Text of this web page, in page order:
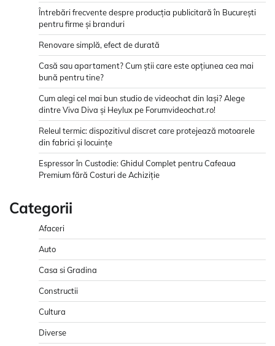
Întrebări frecvente despre producția publicitară în București
pentru firme și branduri
Renovare simplă, efect de durată
Casă sau apartament? Cum știi care este opțiunea cea mai
bună pentru tine?
Cum alegi cel mai bun studio de videochat din Iași? Alege
dintre Viva Diva și Heylux pe Forumvideochat.ro!
Releul termic: dispozitivul discret care protejează motoarele
din fabrici și locuințe
Espressor în Custodie: Ghidul Complet pentru Cafeaua
Premium fără Costuri de Achiziție
Categorii
Afaceri
Auto
Casa si Gradina
Constructii
Cultura
Diverse